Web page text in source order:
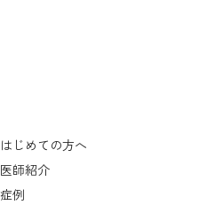
はじめての方へ
医師紹介
症例